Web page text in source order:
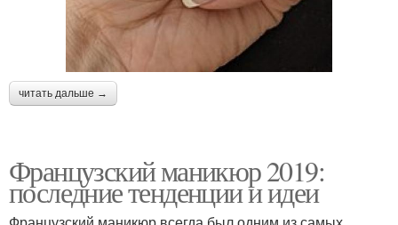
читать дальше →
Французский маникюр 2019:
последние тенденции и идеи